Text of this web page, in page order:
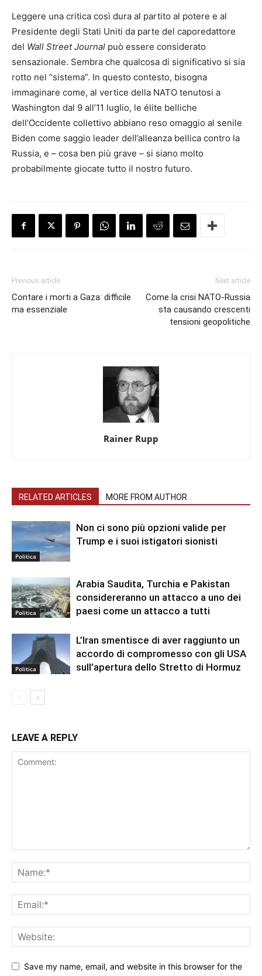
Leggere una critica così dura al partito al potere e al
Presidente degli Stati Uniti da parte del caporedattore
del Wall Street Journal può essere considerato
sensazionale. Sembra che qualcosa di significativo si sia
rotto nel “sistema”. In questo contesto, bisogna
immaginare come, al vertice della NATO tenutosi a
Washington dal 9 all’11 luglio, le élite belliche
dell’Occidente collettivo abbiano reso omaggio al senile
Biden come saggio leader dell’alleanza bellica contro la
Russia, e – cosa ben più grave – si siano molto
probabilmente giocate tutto il nostro futuro.
Previous article
Contare i morti a Gaza: difficile
ma essenziale
Next article
Come la crisi NATO-Russia
sta causando crescenti
tensioni geopolitiche
Rainer Rupp
RELATED ARTICLES MORE FROM AUTHOR
Politica
Non ci sono più opzioni valide per
Trump e i suoi istigatori sionisti
Politica
Arabia Saudita, Turchia e Pakistan
considereranno un attacco a uno dei
paesi come un attacco a tutti
Politica
L’Iran smentisce di aver raggiunto un
accordo di compromesso con gli USA
sull’apertura dello Stretto di Hormuz
LEAVE A REPLY
Save my name, email, and website in this browser for the